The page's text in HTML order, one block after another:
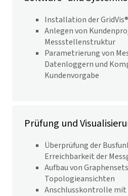
Installation der
Anlegen von
Messstellenstruktur
Parametrierung von
Datenloggern und
Kundenvorgabe
Prüfung und
Überprüfung der
Erreichbarkeit der
Aufbau von
Topologieansichten
Anschlusskontrolle mit